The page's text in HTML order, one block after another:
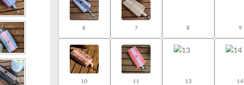
6 7 8 9
10 11 13 14